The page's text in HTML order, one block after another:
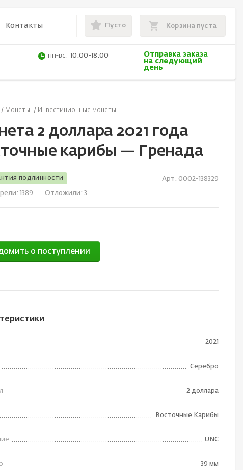
Контакты Пусто Корзина пуста
пн-вс: 10:00-18:00
Отправка заказа
на следующий
день
Монеты Инвестиционные монеты
2 доллара 2021 года
карибы — Гренада
подлинности Арт. 0002-138329
1389 Отложили: 3
о поступлении
2021
Серебро
2 доллара
Восточные Карибы
UNC
39 мм